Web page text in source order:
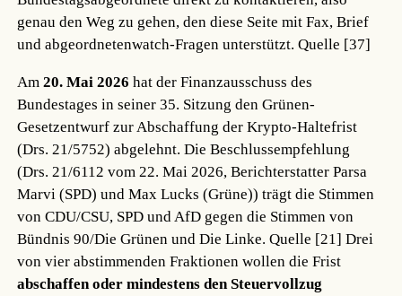
genau den Weg zu gehen, den diese Seite mit Fax, Brief
und abgeordnetenwatch-Fragen unterstützt.Quelle [37]
Am20. Mai 2026 hat der Finanzausschuss des
Bundestages in seiner 35. Sitzung den Grünen-
Gesetzentwurf zur Abschaffung der Krypto-Haltefrist
(Drs. 21/5752) abgelehnt. Die Beschlussempfehlung
(Drs. 21/6112 vom 22. Mai 2026, Berichterstatter Parsa
Marvi (SPD) und Max Lucks (Grüne)) trägt die Stimmen
von CDU/CSU, SPD und AfD gegen die Stimmen von
Bündnis 90/Die Grünen und Die Linke.Quelle [21] Drei
von vier abstimmenden Fraktionen wollen die Frist
abschaffen oder mindestens den Steuervollzug